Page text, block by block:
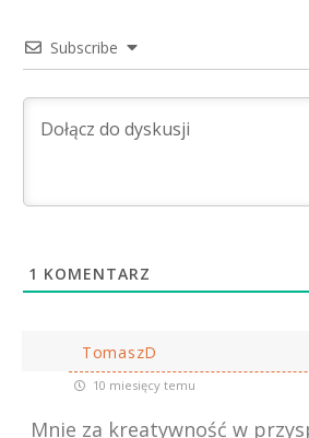
Subscribe
1 KOMENTARZ
TomaszD
10 miesięcy temu
Mnie za kreatywność w